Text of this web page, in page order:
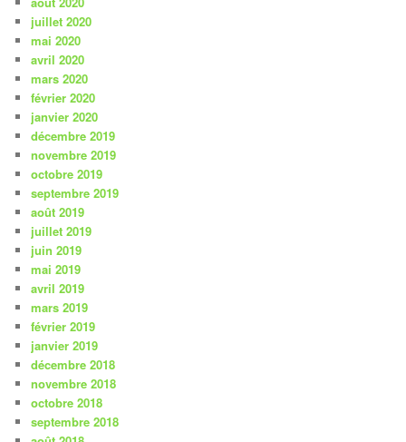
juillet 2020
mai 2020
avril 2020
mars 2020
février 2020
janvier 2020
décembre 2019
novembre 2019
octobre 2019
septembre 2019
août 2019
juillet 2019
juin 2019
mai 2019
avril 2019
mars 2019
février 2019
janvier 2019
décembre 2018
novembre 2018
octobre 2018
septembre 2018